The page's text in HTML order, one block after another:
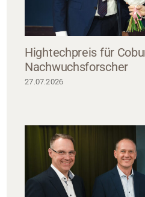
Hightechpreis für
Nachwuchsforscher
27.07.2026